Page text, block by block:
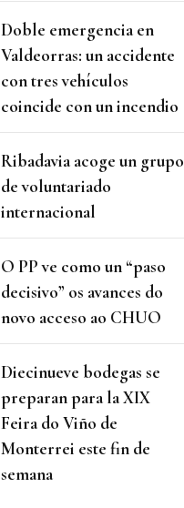
Doble emergencia en
Valdeorras: un accidente
con tres vehículos
coincide con un incendio
Ribadavia acoge un grupo
de voluntariado
internacional
O PP ve como un “paso
decisivo” os avances do
novo acceso ao CHUO
Diecinueve bodegas se
preparan para la XIX
Feira do Viño de
Monterrei este fin de
semana